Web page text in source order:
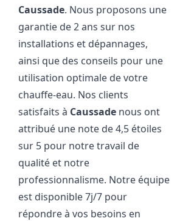
Caussade. Nous proposons une
garantie de 2 ans sur nos
installations et dépannages,
ainsi que des conseils pour une
utilisation optimale de votre
chauffe-eau. Nos clients
satisfaits à Caussade nous ont
attribué une note de 4,5 étoiles
sur 5 pour notre travail de
qualité et notre
professionnalisme. Notre équipe
est disponible 7j/7 pour
répondre à vos besoins en